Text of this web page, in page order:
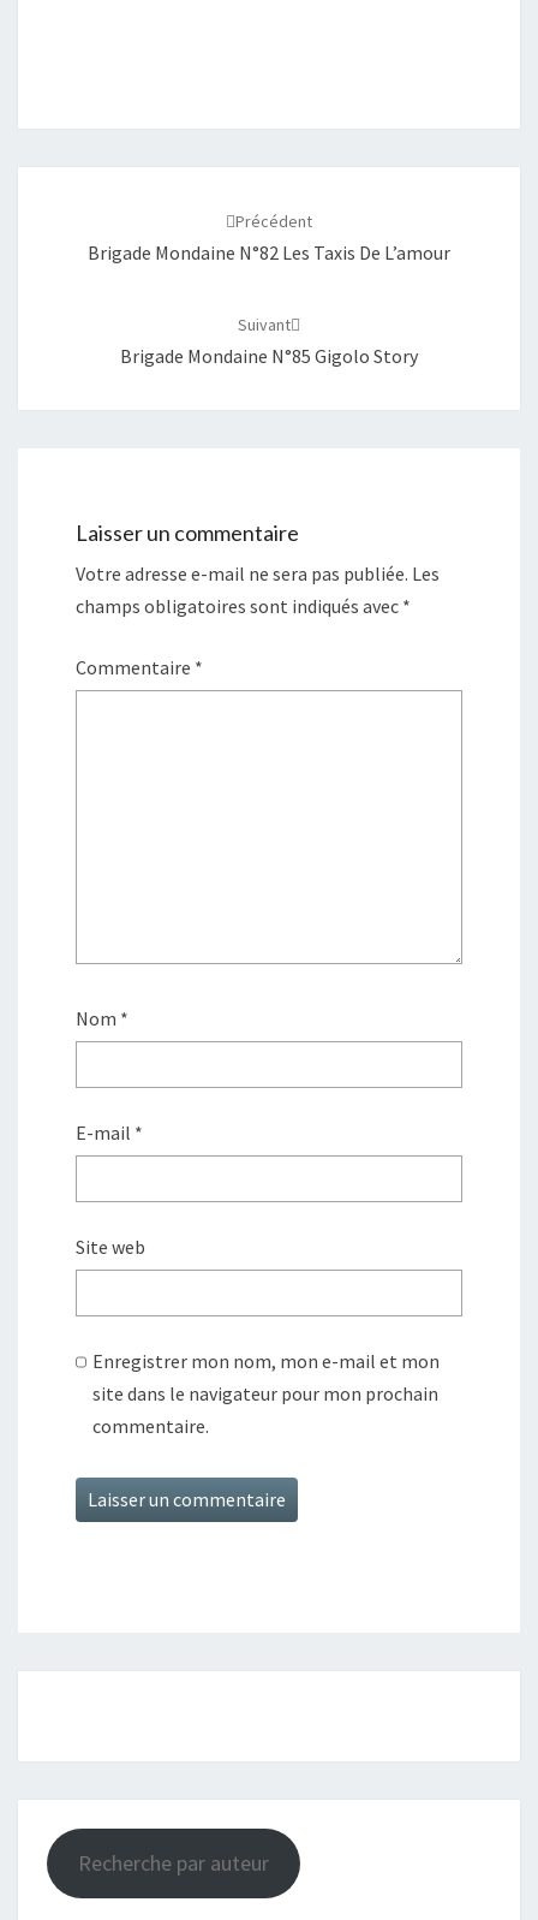
Précédent
Brigade Mondaine N°82 Les Taxis De L’amour
Suivant
Brigade Mondaine N°85 Gigolo Story
Laisser un commentaire
Votre adresse e-mail ne sera pas publiée. Les
champs obligatoires sont indiqués avec *
Commentaire *
Nom *
E-mail *
Site web
Enregistrer mon nom, mon e-mail et mon
site dans le navigateur pour mon prochain
commentaire.
Recherche par auteur